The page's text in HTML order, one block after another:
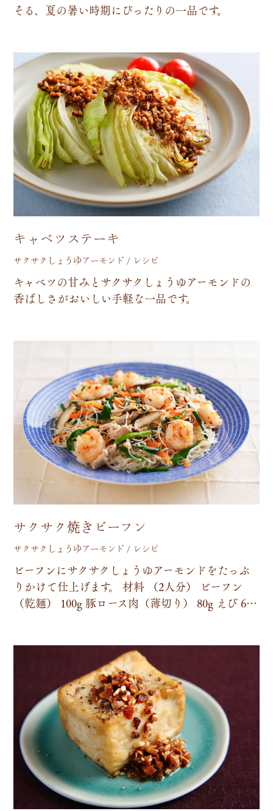
そ る、 夏の暑い時期に ぴっ た り の一品です。
キャベツステーキ
サクサクしょうゆアーモンド / レシピ
キャ ベツの甘み と サクサク し ょ う ゆアーモ ン ドの
香ばし さ がおい しい手軽な一品です。
サクサク焼きビーフン
サクサクしょうゆアーモンド / レシピ
ビーフ ンにサクサク し ょ う ゆアーモ ン ドをたっぷ
り かけて仕上げます。 材料 （2人分） ビーフ ン
（乾麺） 100g 豚ロ ース肉 （薄切 り ） 80g えび 6…